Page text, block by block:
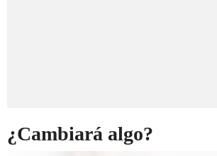
¿Cambiará algo?